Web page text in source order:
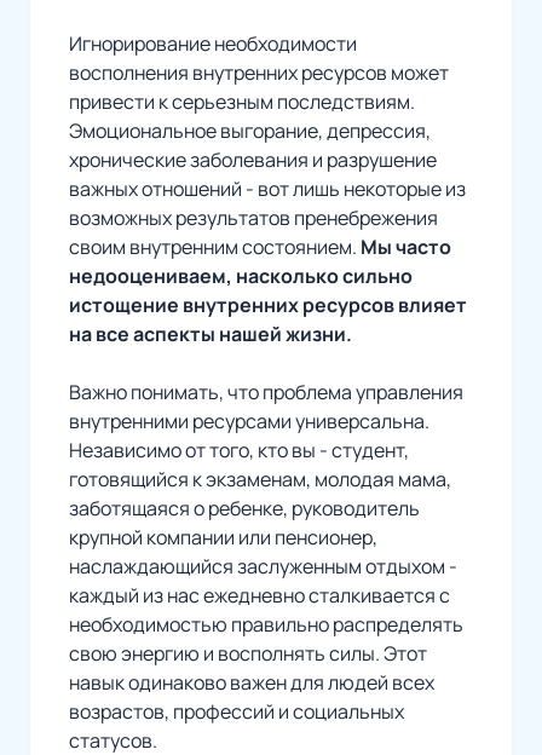
Игнорирование необходимости
восполнения внутренних ресурсов может
привести к серьезным последствиям.
Эмоциональное выгорание, депрессия,
хронические заболевания и разрушение
важных отношений - вот лишь некоторые из
возможных результатов пренебрежения
своим внутренним состоянием. Мы часто
недооцениваем, насколько сильно
истощение внутренних ресурсов влияет
на все аспекты нашей жизни.
Важно понимать, что проблема управления
внутренними ресурсами универсальна.
Независимо от того, кто вы - студент,
готовящийся к экзаменам, молодая мама,
заботящаяся о ребенке, руководитель
крупной компании или пенсионер,
наслаждающийся заслуженным отдыхом -
каждый из нас ежедневно сталкивается с
необходимостью правильно распределять
свою энергию и восполнять силы. Этот
навык одинаково важен для людей всех
возрастов, профессий и социальных
статусов.